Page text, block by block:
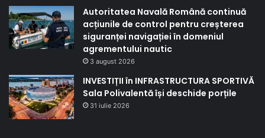
Autoritatea Navală Română continuă
acțiunile de control pentru creșterea
siguranței navigației în domeniul
agrementului nautic
3 august 2026
INVESTIȚII în INFRASTRUCTURA SPORTIVĂ
Sala Polivalentă își deschide porțile
31 iulie 2026